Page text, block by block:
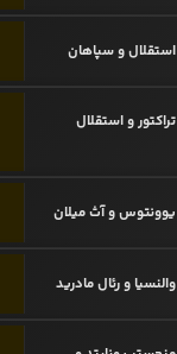
و سپاهان
و استقلال
و آث میلان
و رئال مادرید